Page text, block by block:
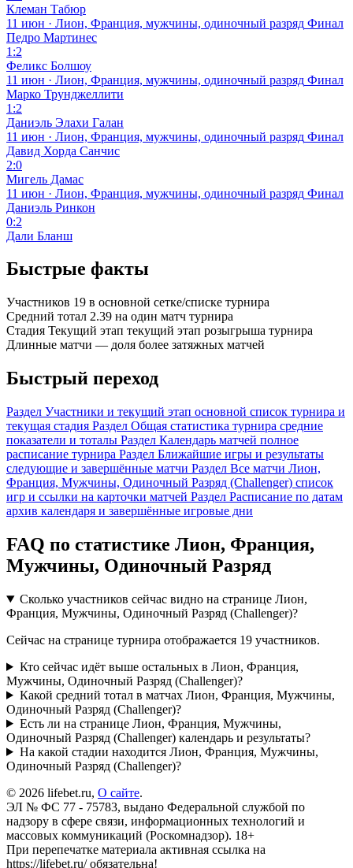
Клеман Табюр
11 июн · Лион, Франция, мужчины, одиночный разряд Финал
Педро Мартинес
1:2
Феликс Болшоу
11 июн · Лион, Франция, мужчины, одиночный разряд Финал
Марко Трунджеллити
1:2
Даниэль Элахи Галан
11 июн · Лион, Франция, мужчины, одиночный разряд Финал
Давид Хорда Санчис
2:0
Мигель Дамас
11 июн · Лион, Франция, мужчины, одиночный разряд Финал
Даниэль Ринкон
0:2
Дали Бланш
Быстрые факты
Участников 19 в основной сетке/списке турнира
Средний тотал 2.39 на один матч турнира
Стадия Текущий этап текущий этап розыгрыша турнира
Длинные матчи — доля более затяжных матчей
Быстрый переход
Раздел Участники и текущий этап основной список турнира и
текущая стадия Раздел Общая статистика турнира средние
показатели и тоталы Раздел Календарь матчей полное
расписание турнира Раздел Ближайшие игры и результаты
следующие и завершённые матчи Раздел Все матчи Лион,
Франция, Мужчины, Одиночный Разряд (Challenger) список
игр и ссылки на карточки матчей Раздел Расписание по датам
архив календаря и завершённые игровые дни
FAQ по статистике Лион, Франция,
Мужчины, Одиночный Разряд
Сколько участников сейчас видно на странице Лион,
Франция, Мужчины, Одиночный Разряд (Challenger)?
Сейчас на странице турнира отображается 19 участников.
Кто сейчас идёт выше остальных в Лион, Франция,
Мужчины, Одиночный Разряд (Challenger)?
Какой средний тотал в матчах Лион, Франция, Мужчины,
Одиночный Разряд (Challenger)?
Есть ли на странице Лион, Франция, Мужчины,
Одиночный Разряд (Challenger) календарь и результаты?
На какой стадии находится Лион, Франция, Мужчины,
Одиночный Разряд (Challenger)?
© 2026 lifebet.ru, О сайте.
ЭЛ № ФС 77 - 75783, выдано Федеральной службой по
надзору в сфере связи, информационных технологий и
массовых коммуникаций (Роскомнадзор). 18+
При перепечатке материала активная ссылка на
https://lifebet.ru/ обязательна!